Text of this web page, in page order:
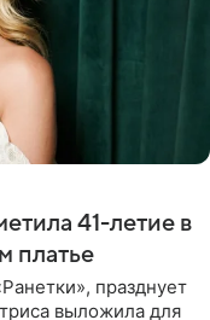
41-летие в
платье
празднует
выложила для